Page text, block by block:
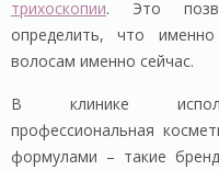
трихоскопии. Это
определить, что
волосам именно сейчас.
В клинике
профессиональная
формулами – такие